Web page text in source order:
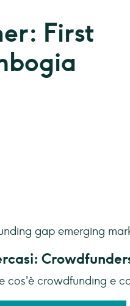
First
cos'è crowdfunding e